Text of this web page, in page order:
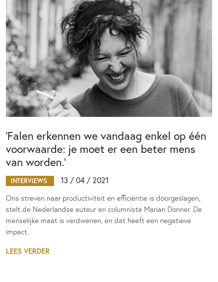
‘Falen erkennen we vandaag enkel op één
voorwaarde: je moet er een beter mens
van worden.’
INTERVIEWS 13 / 04 / 2021
Ons streven naar productiviteit en efficiëntie is doorgeslagen,
stelt de Nederlandse auteur en columniste Marian Donner. De
menselijke maat is verdwenen, en dat heeft een negatieve
impact.
LEES VERDER